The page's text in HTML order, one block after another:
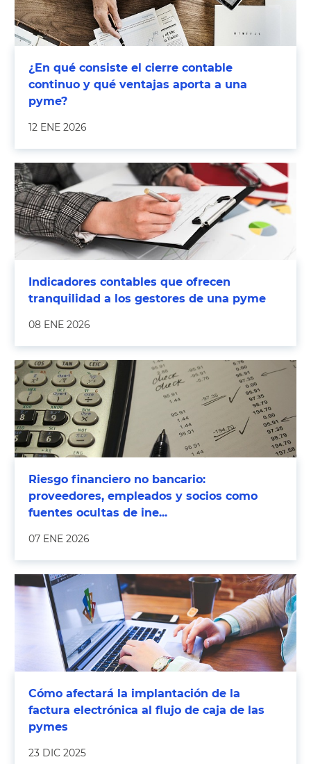
¿En qué consiste el cierre contable
continuo y qué ventajas aporta a una
pyme?
12 ENE 2026
Indicadores contables que ofrecen
tranquilidad a los gestores de una pyme
08 ENE 2026
Riesgo financiero no bancario:
proveedores, empleados y socios como
fuentes ocultas de ine...
07 ENE 2026
Cómo afectará la implantación de la
factura electrónica al flujo de caja de las
pymes
23 DIC 2025